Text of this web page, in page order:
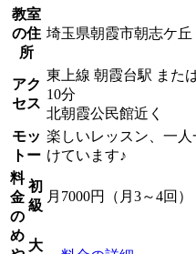
教室
の住
所
埼玉県朝霞市朝志ケ丘
アク
セス
東上線 朝霞台駅 また
10分
北朝霞公民館近く
モッ
トー
楽しいレッスン、一
けています♪
料
金
の
め
初
級
月7000円（月3～4回）
大